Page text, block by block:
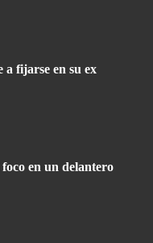
fijarse en su ex
en un delantero